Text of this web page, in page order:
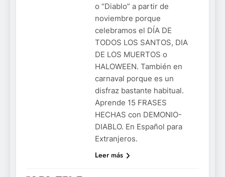
o “Diablo” a partir de
noviembre porque
celebramos el DÍA DE
TODOS LOS SANTOS, DIA
DE LOS MUERTOS o
HALOWEEN. También en
carnaval porque es un
disfraz bastante habitual.
Aprende 15 FRASES
HECHAS con DEMONIO-
DIABLO. En Español para
Extranjeros.
Leer más